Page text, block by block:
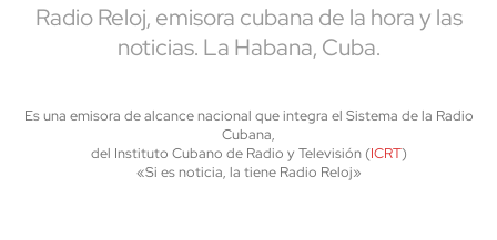
Radio Reloj, emisora cubana de la hora y las
noticias. La Habana, Cuba.
Es una emisora de alcance nacional que integra el Sistema de la Radio
Cubana,
del Instituto Cubano de Radio y Televisión (ICRT)
«Si es noticia, la tiene Radio Reloj»